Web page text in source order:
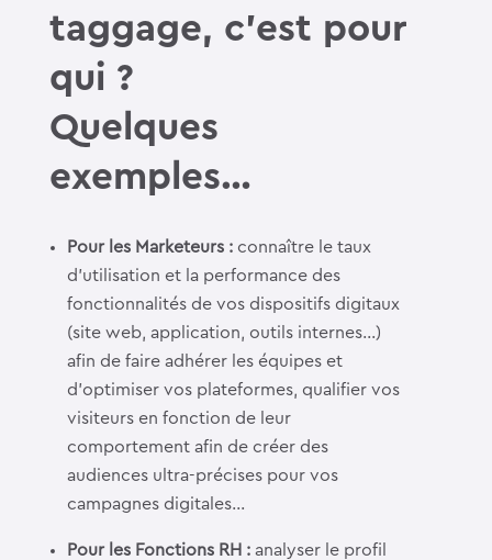
taggage, c’est pour
qui ?
Quelques
exemples…
Pour les Marketeurs :connaître le taux
d’utilisation et la performance des
fonctionnalités de vos dispositifs digitaux
(site web, application, outils internes…)
afin de faire adhérer les équipes et
d’optimiser vos plateformes, qualifier vos
visiteurs en fonction de leur
comportement afin de créer des
audiences ultra-précises pour vos
campagnes digitales…
Pour les Fonctions RH :analyser le profil